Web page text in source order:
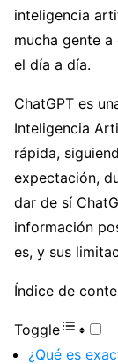
inteligencia
mucha gente
el día a día.
ChatGPT es
Inteligencia
rápida,
expectación,
dar de sí
información
es, y sus
Índice de
Toggle
¿Qué es